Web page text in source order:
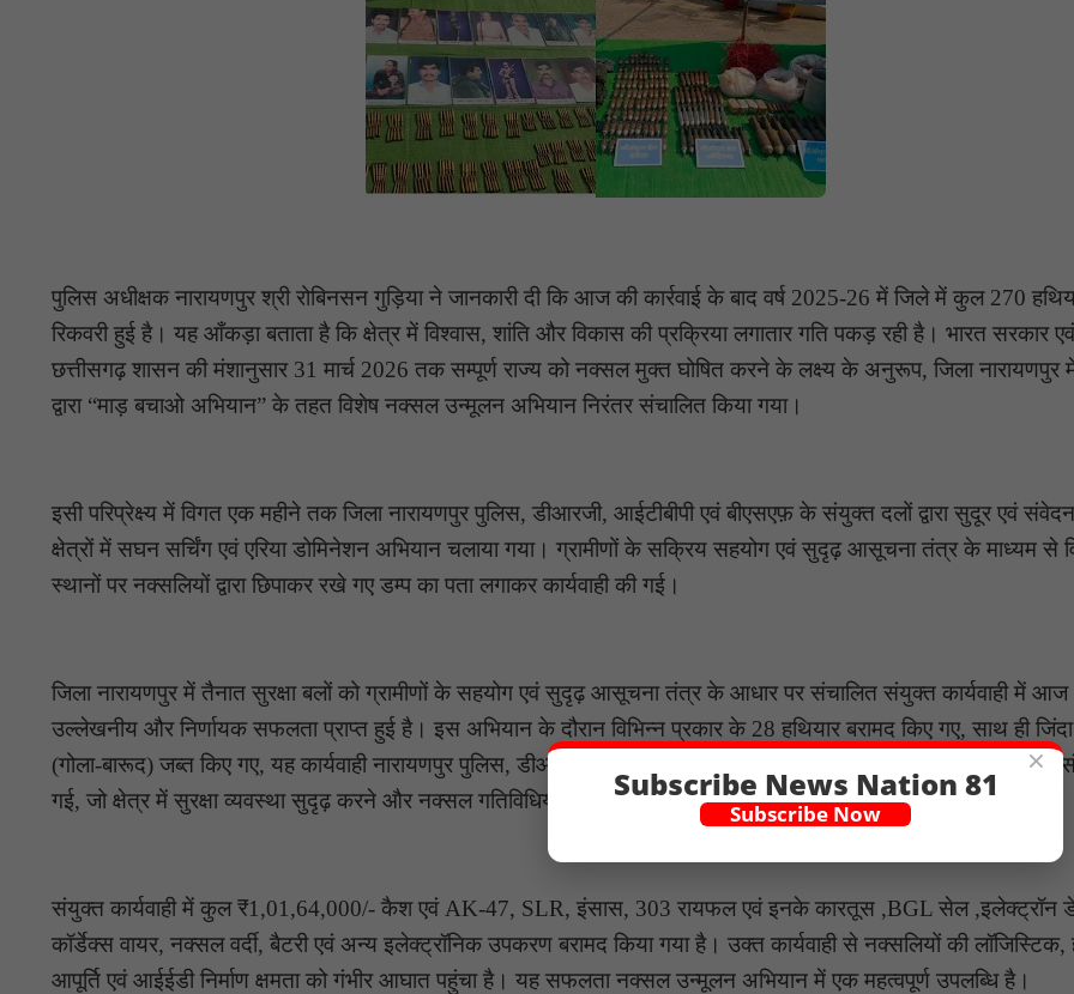
पुलिस अधीक्षक नारायणपुर श्री रोबिनसन गुड़िया ने जानकारी दी कि आज की कार्रवाई के बाद वर्ष 2025-26 में जिले में कुल 270
रिकवरी हुई है। यह आँकड़ा बताता है कि क्षेत्र में विश्वास, शांति और विकास की प्रक्रिया लगातार गति पकड़ रही है। भारत सरकार एवं
छत्तीसगढ़ शासन की मंशानुसार 31 मार्च 2026 तक सम्पूर्ण राज्य को नक्सल मुक्त घोषित करने के लक्ष्य के अनुरूप, जिला नारायणपुर
द्वारा “माड़ बचाओ अभियान” के तहत विशेष नक्सल उन्मूलन अभियान निरंतर संचालित किया गया।
इसी परिप्रेक्ष्य में विगत एक महीने तक जिला नारायणपुर पुलिस, डीआरजी, आईटीबीपी एवं बीएसएफ़ के संयुक्त दलों द्वारा सुदूर एवं
क्षेत्रों में सघन सर्चिंग एवं एरिया डोमिनेशन अभियान चलाया गया। ग्रामीणों के सक्रिय सहयोग एवं सुदृढ़ आसूचना तंत्र के माध्यम से
स्थानों पर नक्सलियों द्वारा छिपाकर रखे गए डम्प का पता लगाकर कार्यवाही की गई।
जिला नारायणपुर में तैनात सुरक्षा बलों को ग्रामीणों के सहयोग एवं सुदृढ़ आसूचना तंत्र के आधार पर संचालित संयुक्त कार्यवाही में आज
उल्लेखनीय और निर्णायक सफलता प्राप्त हुई है। इस अभियान के दौरान विभिन्न प्रकार के 28 हथियार बरामद किए गए, साथ ही
(गोला-बारूद) जब्त किए गए, यह कार्यवाही नारायणपुर पुलिस, डीआरजी, आईटीबीपी एवं बीएसएफ़ के संयुक्त प्रयासों से सफलतापूर्वक
गई, जो क्षेत्र में सुरक्षा व्यवस्था सुदृढ़ करने और नक्सल गतिविधियों पर प्रभावी नियंत्रण की दिशा में एक महत्वपूर्ण उपलब्धि है।
संयुक्त कार्यवाही में कुल ₹1,01,64,000/- कैश एवं AK-47, SLR, इंसास, 303 रायफल एवं इनके कारतूस ,BGL सेल ,इलेक्ट्रॉन
कॉर्डेक्स वायर, नक्सल वर्दी, बैटरी एवं अन्य इलेक्ट्रॉनिक उपकरण बरामद किया गया है। उक्त कार्यवाही से नक्सलियों की लॉजिस्टिक,
आपूर्ति एवं आईईडी निर्माण क्षमता को गंभीर आघात पहुंचा है। यह सफलता नक्सल उन्मूलन अभियान में एक महत्वपूर्ण उपलब्धि है।
×
Subscribe News Nation 81
Subscribe Now